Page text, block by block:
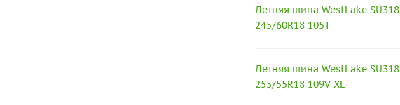
Летняя шина WestLake SU318
245/60R18 105T
Летняя шина WestLake SU318
255/55R18 109V XL